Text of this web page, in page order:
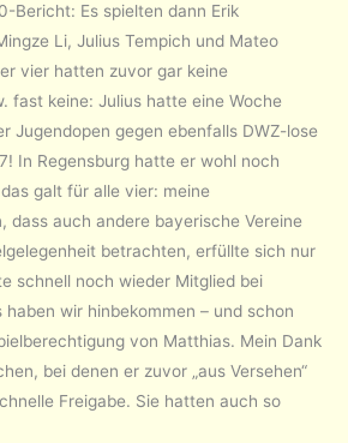
Bericht: Es spielten dann Erik
Li, Julius Tempich und Mateo
vier hatten zuvor gar keine
fast keine: Julius hatte eine Woche
Jugendopen gegen ebenfalls DWZ-lose
In Regensburg hatte er wohl noch
galt für alle vier: meine
dass auch andere bayerische Vereine
betrachten, erfüllte sich nur
schnell noch wieder Mitglied bei
wir hinbekommen – und schon
von Matthias. Mein Dank
bei denen er zuvor „aus Versehen“
Freigabe. Sie hatten auch so